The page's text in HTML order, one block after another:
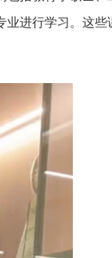
进行学习。这